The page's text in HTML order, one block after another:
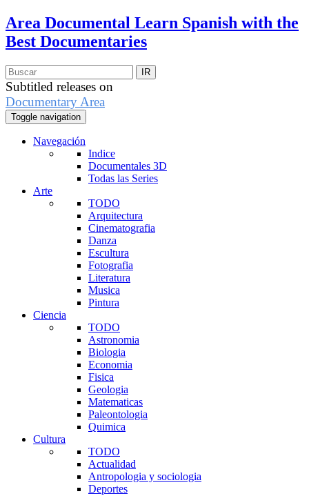
Area Documental Learn Spanish with the
Best Documentaries
Subtitled releases on
Documentary Area
Toggle navigation
Navegación
Indice
Documentales 3D
Todas las Series
Arte
TODO
Arquitectura
Cinematografia
Danza
Escultura
Fotografia
Literatura
Musica
Pintura
Ciencia
TODO
Astronomia
Biologia
Economia
Fisica
Geologia
Matematicas
Paleontologia
Quimica
Cultura
TODO
Actualidad
Antropologia y sociologia
Deportes